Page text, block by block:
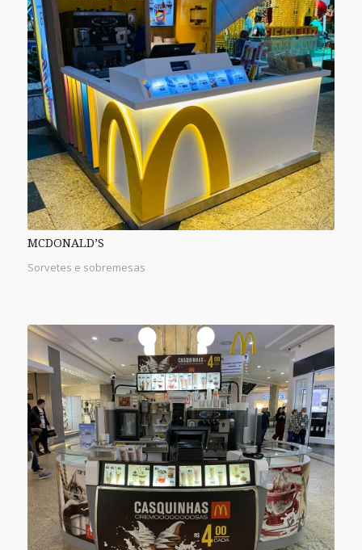
MCDONALD’S
Sorvetes e sobremesas